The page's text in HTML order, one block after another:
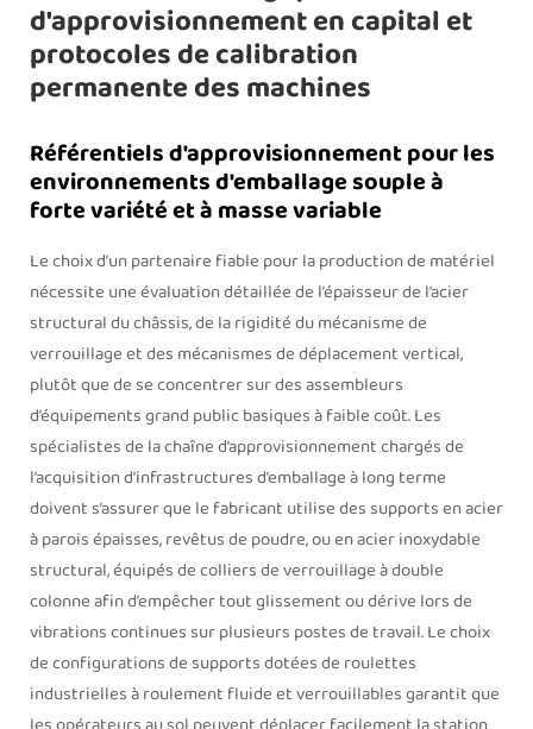
d'approvisionnement en capital et
protocoles de calibration
permanente des machines
Référentiels d'approvisionnement pour les
environnements d'emballage souple à
forte variété et à masse variable
Le choix d’un partenaire fiable pour la production de matériel
nécessite une évaluation détaillée de l’épaisseur de l’acier
structural du châssis, de la rigidité du mécanisme de
verrouillage et des mécanismes de déplacement vertical,
plutôt que de se concentrer sur des assembleurs
d’équipements grand public basiques à faible coût. Les
spécialistes de la chaîne d’approvisionnement chargés de
l’acquisition d’infrastructures d’emballage à long terme
doivent s’assurer que le fabricant utilise des supports en acier
à parois épaisses, revêtus de poudre, ou en acier inoxydable
structural, équipés de colliers de verrouillage à double
colonne afin d’empêcher tout glissement ou dérive lors de
vibrations continues sur plusieurs postes de travail. Le choix
de configurations de supports dotées de roulettes
industrielles à roulement fluide et verrouillables garantit que